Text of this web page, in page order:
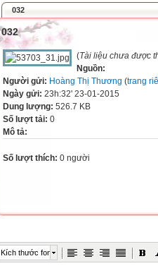
032
032
(Tài liệu chưa được
Nguồn:
Người gửi: Hoàng Thị Thương (trang
Ngày gửi: 23h:32' 23-01-2015
Dung lượng: 526.7 KB
Số lượt tải: 0
Mô tả:
Số lượt thích: 0 người
Kích thước font